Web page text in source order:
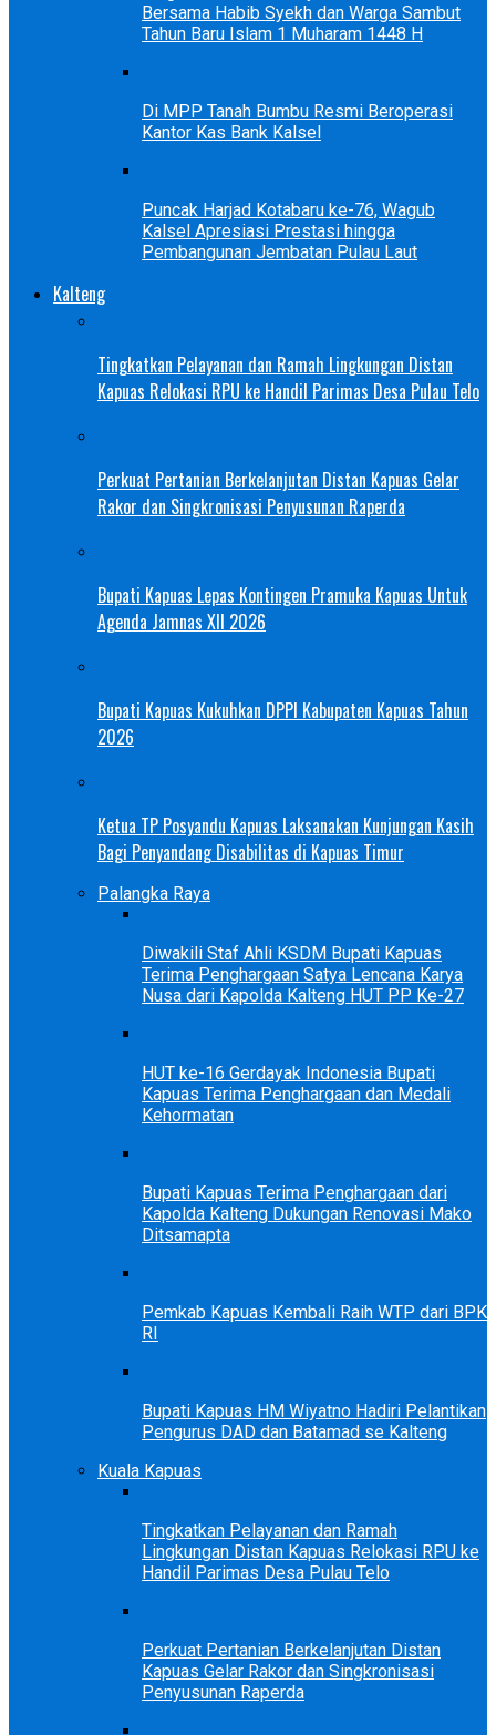
Bersama Habib Syekh dan Warga Sambut
Tahun Baru Islam 1 Muharam 1448 H
Di MPP Tanah Bumbu Resmi Beroperasi
Kantor Kas Bank Kalsel
Puncak Harjad Kotabaru ke-76, Wagub
Kalsel Apresiasi Prestasi hingga
Pembangunan Jembatan Pulau Laut
Kalteng
Tingkatkan Pelayanan dan Ramah Lingkungan Distan
Kapuas Relokasi RPU ke Handil Parimas Desa Pulau Telo
Perkuat Pertanian Berkelanjutan Distan Kapuas Gelar
Rakor dan Singkronisasi Penyusunan Raperda
Bupati Kapuas Lepas Kontingen Pramuka Kapuas Untuk
Agenda Jamnas XII 2026
Bupati Kapuas Kukuhkan DPPI Kabupaten Kapuas Tahun
2026
Ketua TP Posyandu Kapuas Laksanakan Kunjungan Kasih
Bagi Penyandang Disabilitas di Kapuas Timur
Palangka Raya
Diwakili Staf Ahli KSDM Bupati Kapuas
Terima Penghargaan Satya Lencana Karya
Nusa dari Kapolda Kalteng HUT PP Ke-27
HUT ke-16 Gerdayak Indonesia Bupati
Kapuas Terima Penghargaan dan Medali
Kehormatan
Bupati Kapuas Terima Penghargaan dari
Kapolda Kalteng Dukungan Renovasi Mako
Ditsamapta
Pemkab Kapuas Kembali Raih WTP dari BPK
RI
Bupati Kapuas HM Wiyatno Hadiri Pelantikan
Pengurus DAD dan Batamad se Kalteng
Kuala Kapuas
Tingkatkan Pelayanan dan Ramah
Lingkungan Distan Kapuas Relokasi RPU ke
Handil Parimas Desa Pulau Telo
Perkuat Pertanian Berkelanjutan Distan
Kapuas Gelar Rakor dan Singkronisasi
Penyusunan Raperda